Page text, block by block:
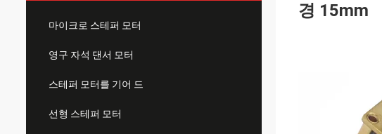
마이크로 스테퍼 모터
영구 자석 댄서 모터
스테퍼 모터를 기어 드
선형 스테퍼 모터
경 15mm